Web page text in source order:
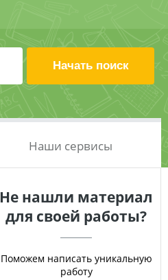
Наши сервисы
Не нашли материал
для своей работы?
Поможем написать уникальную
работу